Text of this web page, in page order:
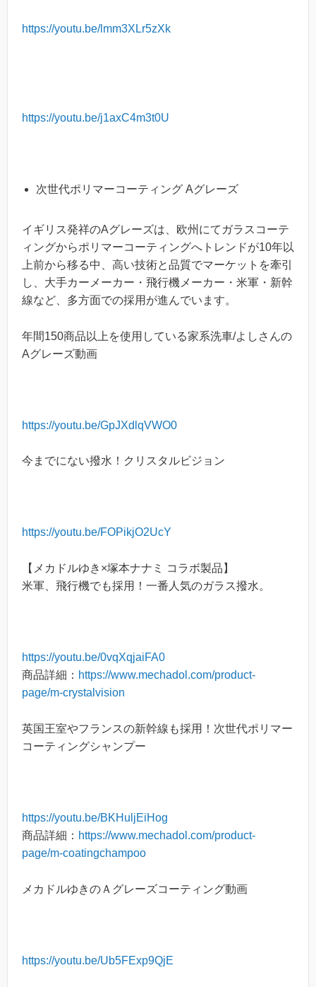
https://youtu.be/lmm3XLr5zXk
https://youtu.be/j1axC4m3t0U
次世代ポリマーコーティング Aグレーズ
イギリス発祥のAグレーズは、欧州にてガラスコーテ
ィングからポリマーコーティングへトレンドが10年以
上前から移る中、高い技術と品質でマーケットを牽引
し、大手カーメーカー・飛行機メーカー・米軍・新幹
線など、多方面での採用が進んでいます。
年間150商品以上を使用している家系洗車/よしさんの
Aグレーズ動画
https://youtu.be/GpJXdlqVWO0
今までにない撥水！クリスタルビジョン
https://youtu.be/FOPikjO2UcY
【メカドルゆき×塚本ナナミ コラボ製品】
米軍、飛行機でも採用！一番人気のガラス撥水。
https://youtu.be/0vqXqjaiFA0
商品詳細： https://www.mechadol.com/product-
page/m-crystalvision
英国王室やフランスの新幹線も採用！次世代ポリマー
コーティングシャンプー
https://youtu.be/BKHuljEiHog
商品詳細： https://www.mechadol.com/product-
page/m-coatingchampoo
​メカドルゆきのＡグレーズコーティング動画
https://youtu.be/Ub5FExp9QjE